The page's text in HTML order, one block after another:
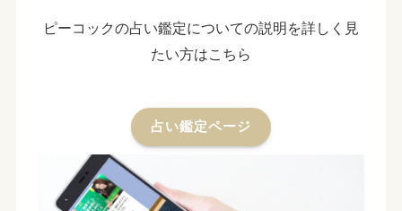
ピーコックの占い鑑定についての説明を詳しく見
たい方はこちら
占い鑑定ページ